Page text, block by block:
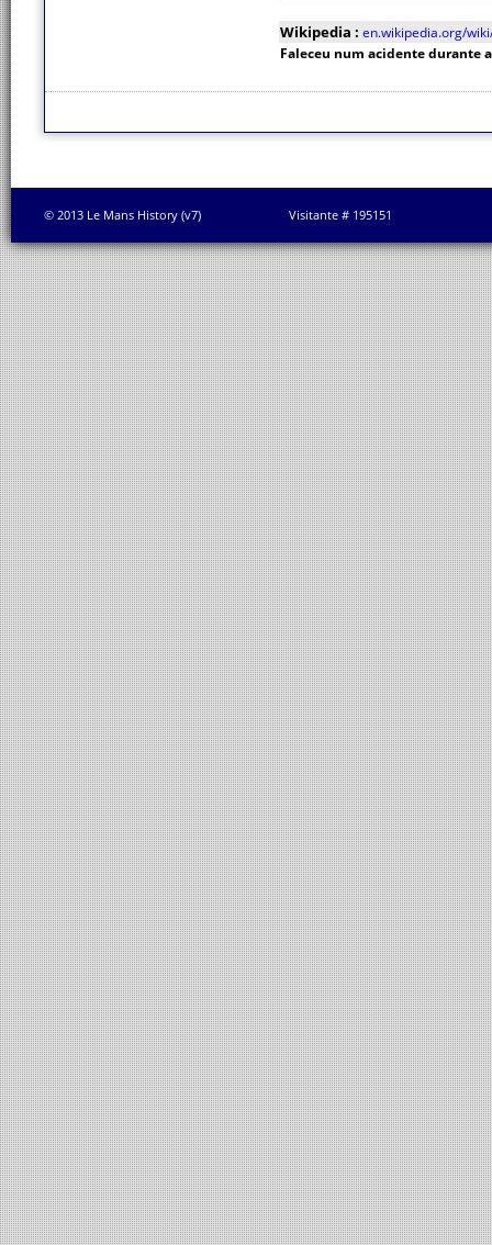
Wikipedia : en.wikipedia.org/
Faleceu num acidente durante
© 2013 Le Mans History (v7) Visitante # 195151